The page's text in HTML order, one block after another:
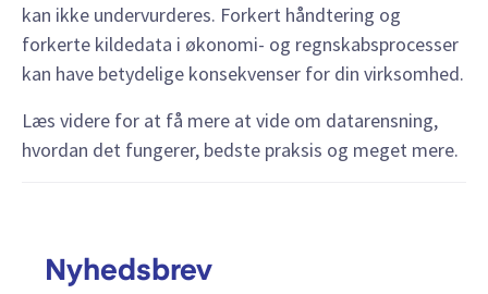
kan ikke undervurderes. Forkert håndtering og
forkerte kildedata i økonomi- og regnskabsprocesser
kan have betydelige konsekvenser for din virksomhed.
Læs videre for at få mere at vide om datarensning,
hvordan det fungerer, bedste praksis og meget mere.
Nyhedsbrev